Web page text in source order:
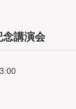
念講演会